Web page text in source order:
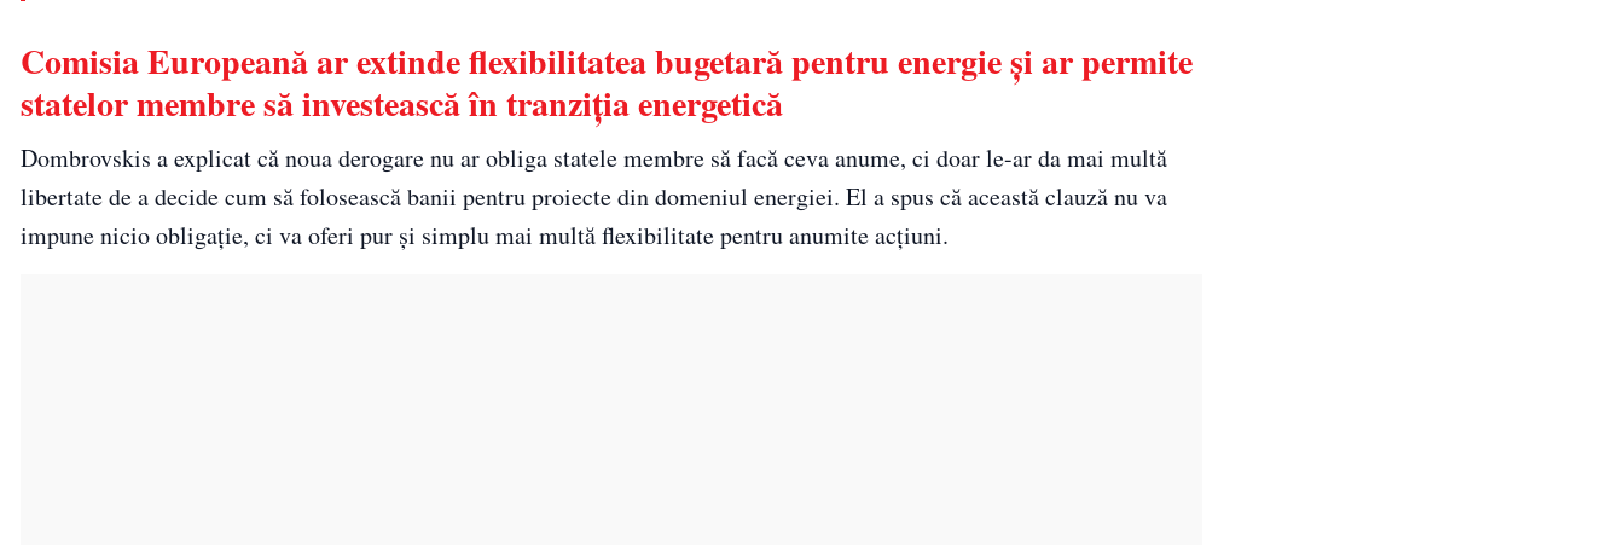
Comisia Europeană ar extinde flexibilitatea bugetară pentru energie și ar permite
statelor membre să investească în tranziția energetică
Dombrovskis a explicat că noua derogare nu ar obliga statele membre să facă ceva anume, ci doar le-ar da mai multă
libertate de a decide cum să folosească banii pentru proiecte din domeniul energiei. El a spus că această clauză nu va
impune nicio obligație, ci va oferi pur și simplu mai multă flexibilitate pentru anumite acțiuni.